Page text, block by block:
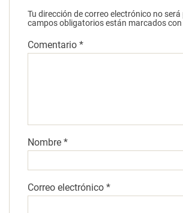
Tu dirección de correo electrónico no
campos obligatorios están marcados con
Comentario *
Nombre *
Correo electrónico *